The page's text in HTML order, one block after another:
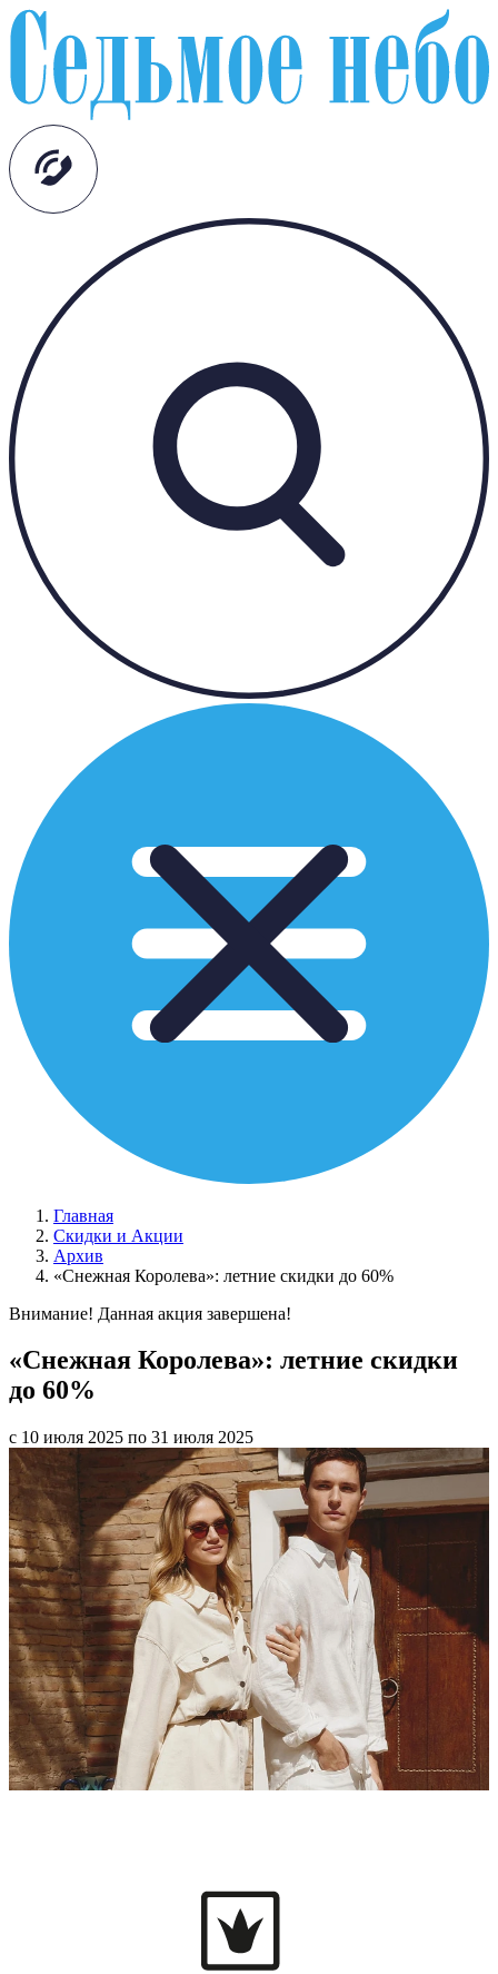
Главная
Скидки и Акции
Архив
«Снежная Королева»: летние скидки до 60%
Внимание! Данная акция завершена!
«Снежная Королева»: летние скидки
до 60%
с 10 июля 2025 по 31 июля 2025